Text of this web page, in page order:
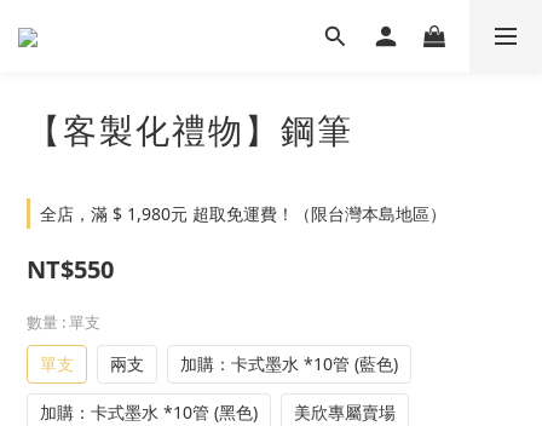
【客製化禮物】鋼筆
全店，滿 $ 1,980元 超取免運費！（限台灣本島地區）
NT$550
數量 : 單支
單支 兩支 加購：卡式墨水 *10管 (藍色)
加購：卡式墨水 *10管 (黑色) 美欣專屬賣場